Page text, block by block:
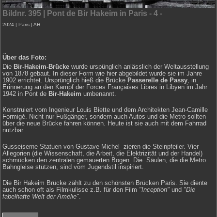
Bildnr. 395 | Pont de Bir Hakeim in Paris - 4 -
2024 | Paris | AH
Über das Foto:
Die Bir-Hakeim-Brückewurde urspünglich anlässlich der Weltausstellung
von 1878 gebaut. In dieser Form wie hier abgebildet wurde sie im Jahre
1902 errichtet. Ursprünglich hieß die Brücke Passerelle de Passy , in
Erinnerung an den Kampf der Forces Françaises Libres in Libyen im Jahr
1942 in Pont de Bir-Hakeim umbenannt.
Konstruiert vom Ingenieur Louis Biette und dem Architekten Jean-Camille
Formigé. Nicht nur Fußgänger, sondern auch Autos und die Metro sollten
über die neue Brücke fahren können. Heute ist sie auch mit dem Fahrrad
nutzbar.
Gusseiserne Statuen von Gustave Michel zieren die Steinpfeiler. Vier
Allegorien (die Wissenschaft, die Arbeit, die Elektrizität und der Handel)
schmücken den zentralen gemauerten Bogen. Die Säulen, die die Metro
Bahngleise stützen, sind vom Jugendstil inspiriert.
Die Bir Hakeim Brücke zählt zu den schönsten Brücken Paris. Sie diente
auch schon oft als Filmkulisse z.B. für den Film "Inception"und "Die
fabelhafte Welt der Amelie".
Portrait
Reise
Stillleben
Straße
Trüber Wintertag